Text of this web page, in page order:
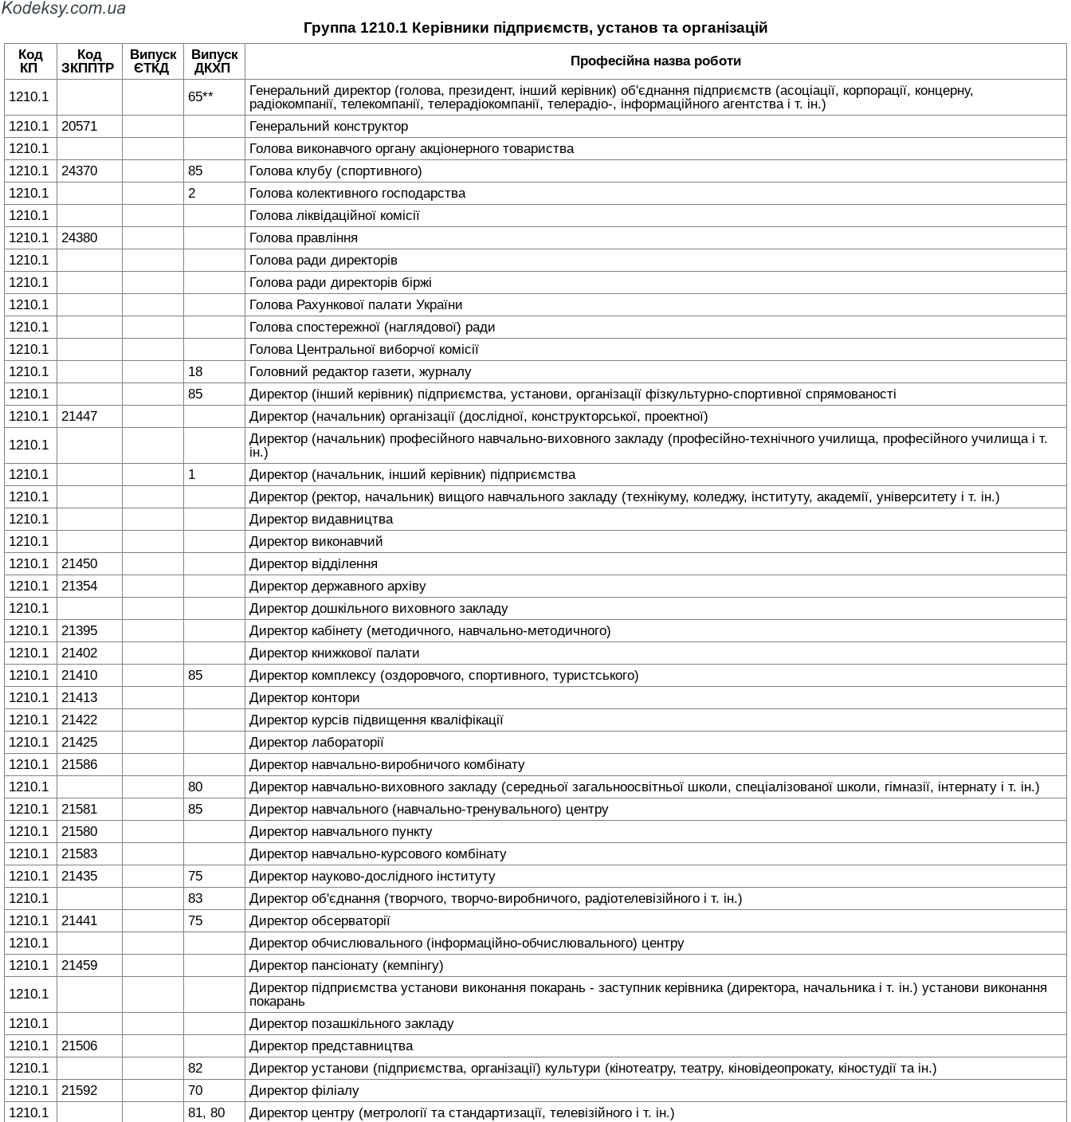
Группа 1210.1 Керівники підприємств, установ та організацій
Код
КП
Код
ЗКППТР
Випуск
ЄТКД
Випуск
ДКХП
Професійна назва роботи
1210.1 65**
Генеральний директор (голова, президент, інший керівник) об'єднання підприємств (асоціації, корпорації, концерну,
радіокомпанії, телекомпанії, телерадіокомпанії, телерадіо-, інформаційного агентства і т. ін.)
1210.1
20571
Генеральний конструктор
1210.1
Голова виконавчого органу акціонерного товариства
1210.1
24370 85
Голова клубу (спортивного)
1210.1
2
Голова колективного господарства
1210.1
Голова ліквідаційної комісії
1210.1
24380
Голова правління
1210.1
Голова ради директорів
1210.1
Голова ради директорів біржі
1210.1
Голова Рахункової палати України
1210.1
Голова спостережної (наглядової) ради
1210.1
Голова Центральної виборчої комісії
1210.1
18
Головний редактор газети, журналу
1210.1
85
Директор (інший керівник) підприємства, установи, організації фізкультурно-спортивної спрямованості
1210.1
21447
Директор (начальник) організації (дослідної, конструкторської, проектної)
1210.1
Директор (начальник) професійного навчально-виховного закладу (професійно-технічного училища, професійного училища і т.
ін.)
1210.1
1
Директор (начальник, інший керівник) підприємства
1210.1
Директор (ректор, начальник) вищого навчального закладу (технікуму, коледжу, інституту, академії, університету і т. ін.)
1210.1
Директор видавництва
1210.1
Директор виконавчий
1210.1
21450
Директор відділення
1210.1
21354
Директор державного архіву
1210.1
Директор дошкільного виховного закладу
1210.1
21395
Директор кабінету (методичного, навчально-методичного)
1210.1
21402
Директор книжкової палати
1210.1
21410 85
Директор комплексу (оздоровчого, спортивного, туристського)
1210.1
21413
Директор контори
1210.1
21422
Директор курсів підвищення кваліфікації
1210.1
21425
Директор лабораторії
1210.1
21586
Директор навчально-виробничого комбінату
1210.1
80
Директор навчально-виховного закладу (середньої загальноосвітньої школи, спеціалізованої школи, гімназії, інтернату і т. ін.)
1210.1
21581 85
Директор навчального (навчально-тренувального) центру
1210.1
21580
Директор навчального пункту
1210.1
21583
Директор навчально-курсового комбінату
1210.1
21435 75
Директор науково-дослідного інституту
1210.1
83
Директор об'єднання (творчого, творчо-виробничого, радіотелевізійного і т. ін.)
1210.1
21441 75
Директор обсерваторії
1210.1
Директор обчислювального (інформаційно-обчислювального) центру
1210.1
21459
Директор пансіонату (кемпінгу)
1210.1
Директор підприємства установи виконання покарань - заступник керівника (директора, начальника і т. ін.) установи виконання
покарань
1210.1
Директор позашкільного закладу
1210.1
21506
Директор представництва
1210.1
82
Директор установи (підприємства, організації) культури (кінотеатру, театру, кіновідеопрокату, кіностудії та ін.)
1210.1
21592 70
Директор філіалу
1210.1
81, 80
Директор центру (метрології та стандартизації, телевізійного і т. ін.)